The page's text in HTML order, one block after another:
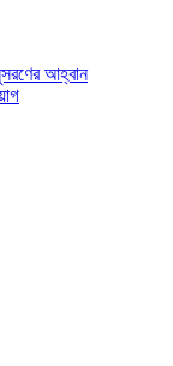
আহ্বান